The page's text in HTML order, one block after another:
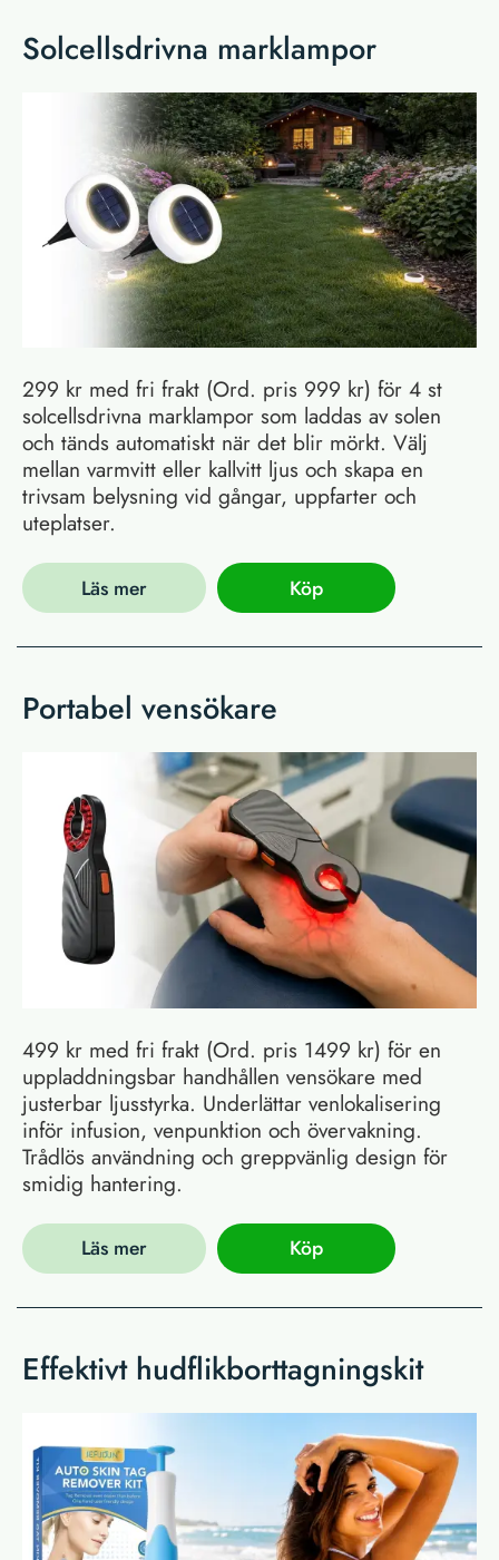
Solcellsdrivna marklampor
299 kr med fri frakt (Ord. pris 999 kr) för 4 st
solcellsdrivna marklampor som laddas av solen
och tänds automatiskt när det blir mörkt. Välj
mellan varmvitt eller kallvitt ljus och skapa en
trivsam belysning vid gångar, uppfarter och
uteplatser.
Läs mer Köp
Portabel vensökare
499 kr med fri frakt (Ord. pris 1499 kr) för en
uppladdningsbar handhållen vensökare med
justerbar ljusstyrka. Underlättar venlokalisering
inför infusion, venpunktion och övervakning.
Trådlös användning och greppvänlig design för
smidig hantering.
Läs mer Köp
Effektivt hudflikborttagningskit